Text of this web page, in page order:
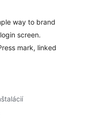
way to brand
screen.
mark, linked